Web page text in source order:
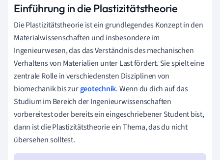
Einführung in die Plastizitätstheorie
Die Plastizitätstheorie ist ein grundlegendes Konzept in den
Materialwissenschaften und insbesondere im
Ingenieurwesen, das das Verständnis des mechanischen
Verhaltens von Materialien unter Last fördert. Sie spielt eine
zentrale Rolle in verschiedensten Disziplinen von
biomechanik bis zurgeotechnik. Wenn du dich auf das
Studium im Bereich der Ingenieurwissenschaften
vorbereitest oder bereits ein eingeschriebener Student bist,
dann ist die Plastizitätstheorie ein Thema, das du nicht
übersehen solltest.